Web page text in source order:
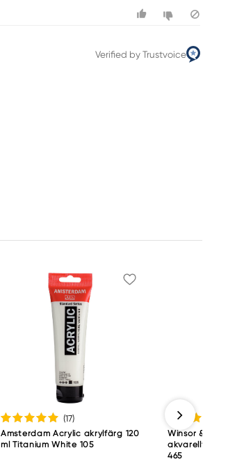
Verified by Trustvoice
(17)
Amsterdam Acrylic akrylfärg 120
ml Titanium White 105
Winsor &
akvarellfärg
465